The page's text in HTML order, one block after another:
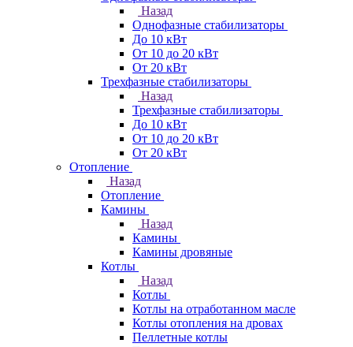
Назад
Однофазные стабилизаторы
До 10 кВт
От 10 до 20 кВт
От 20 кВт
Трехфазные стабилизаторы
Назад
Трехфазные стабилизаторы
До 10 кВт
От 10 до 20 кВт
От 20 кВт
Отопление
Назад
Отопление
Камины
Назад
Камины
Камины дровяные
Котлы
Назад
Котлы
Котлы на отработанном масле
Котлы отопления на дровах
Пеллетные котлы